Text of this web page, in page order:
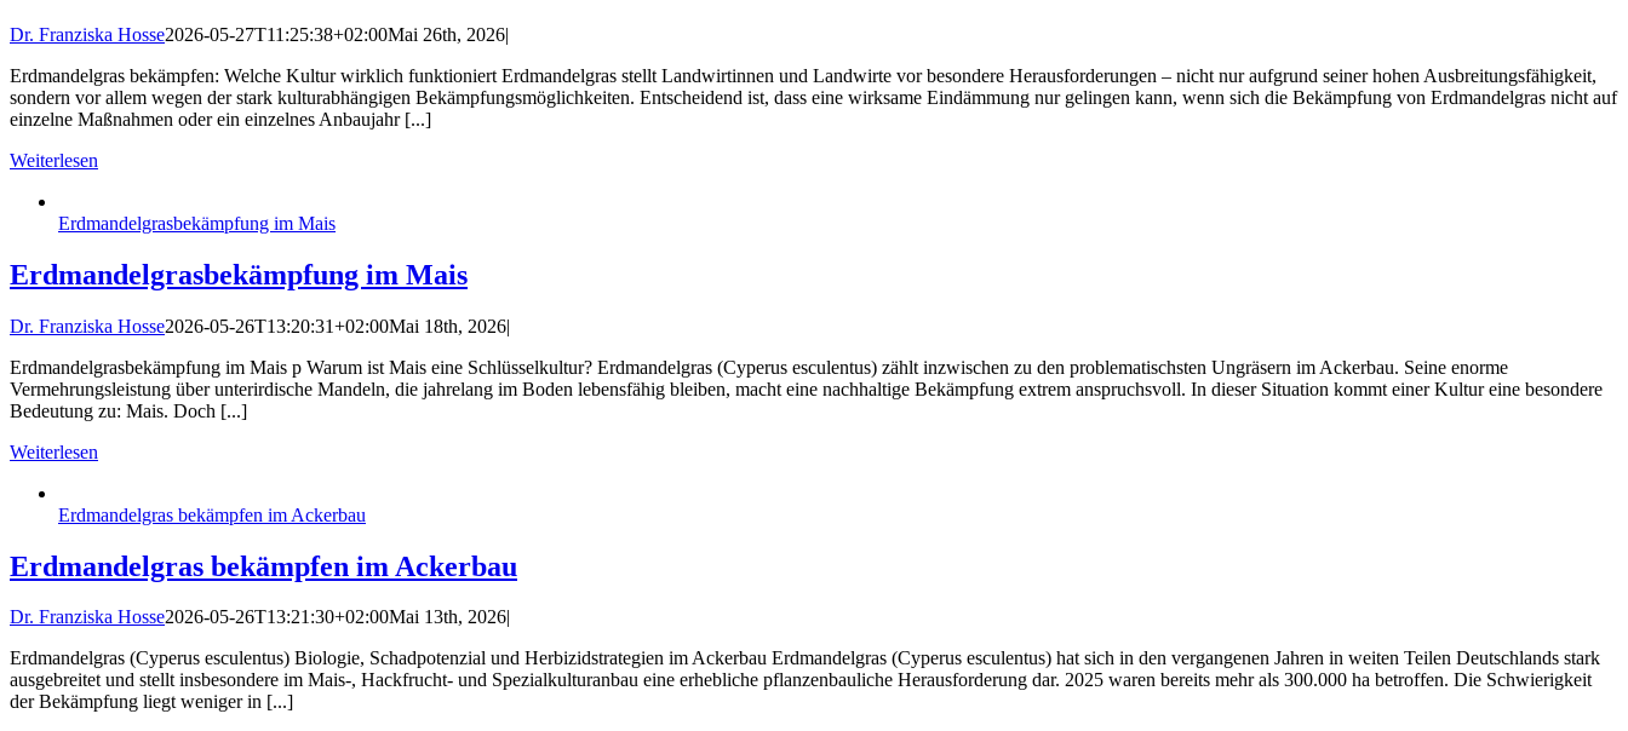
Dr. Franziska Hosse2026-05-27T11:25:38+02:00Mai 26th, 2026|
Erdmandelgras bekämpfen: Welche Kultur wirklich funktioniert Erdmandelgras stellt Landwirtinnen und Landwirte vor besondere Herausforderungen – nicht nur aufgrund seiner hohen Ausbreitungsfähigkeit,
sondern vor allem wegen der stark kulturabhängigen Bekämpfungsmöglichkeiten. Entscheidend ist, dass eine wirksame Eindämmung nur gelingen kann, wenn sich die Bekämpfung von Erdmandelgras nicht auf
einzelne Maßnahmen oder ein einzelnes Anbaujahr [...]
Weiterlesen
Erdmandelgrasbekämpfung im Mais
Erdmandelgrasbekämpfung im Mais
Dr. Franziska Hosse2026-05-26T13:20:31+02:00Mai 18th, 2026|
Erdmandelgrasbekämpfung im Mais p Warum ist Mais eine Schlüsselkultur? Erdmandelgras (Cyperus esculentus) zählt inzwischen zu den problematischsten Ungräsern im Ackerbau. Seine enorme
Vermehrungsleistung über unterirdische Mandeln, die jahrelang im Boden lebensfähig bleiben, macht eine nachhaltige Bekämpfung extrem anspruchsvoll. In dieser Situation kommt einer Kultur eine besondere
Bedeutung zu: Mais. Doch [...]
Weiterlesen
Erdmandelgras bekämpfen im Ackerbau
Erdmandelgras bekämpfen im Ackerbau
Dr. Franziska Hosse2026-05-26T13:21:30+02:00Mai 13th, 2026|
Erdmandelgras (Cyperus esculentus) Biologie, Schadpotenzial und Herbizidstrategien im Ackerbau Erdmandelgras (Cyperus esculentus) hat sich in den vergangenen Jahren in weiten Teilen Deutschlands stark
ausgebreitet und stellt insbesondere im Mais‑, Hackfrucht‑ und Spezialkulturanbau eine erhebliche pflanzenbauliche Herausforderung dar. 2025 waren bereits mehr als 300.000 ha betroffen. Die Schwierigkeit
der Bekämpfung liegt weniger in [...]